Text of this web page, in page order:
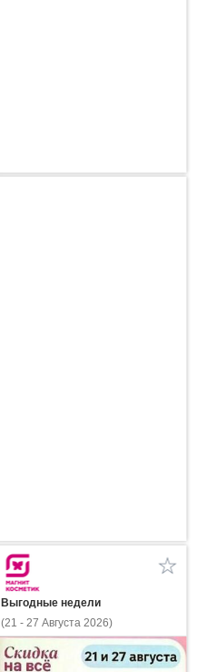
Выгодные недели
(21 - 27 Августа 2026)